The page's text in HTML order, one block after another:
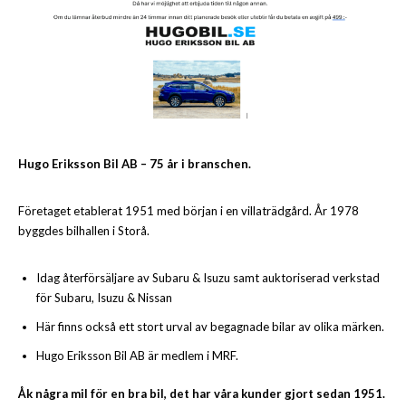
Hugo Eriksson Bil AB – 75 år i branschen.
Företaget etablerat 1951 med början i en villaträdgård. År 1978
byggdes bilhallen i Storå.
Idag återförsäljare av Subaru & Isuzu samt auktoriserad verkstad
för Subaru, Isuzu & Nissan
Här finns också ett stort urval av begagnade bilar av olika märken.
Hugo Eriksson Bil AB är medlem i MRF.
Åk några mil för en bra bil, det har våra kunder gjort sedan 1951.